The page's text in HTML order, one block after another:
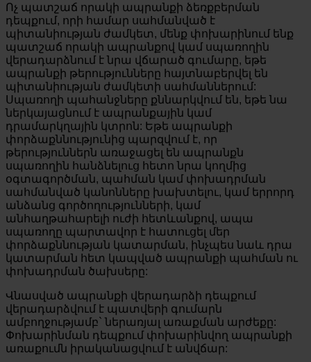
Ոչ պատշաճ որակի ապրանքի ձեռքբերման
դեպքում, որի համար սահմանված է
պիտանիության ժամկետ, մենք փոխարինում ենք
պատշաճ որակի ապրանքով կամ սպառողին
վերադարձնում է նրա վճարած գումարը, եթե
ապրանքի թերությունները հայտնաբերվել են
պիտանիության ժամկետի սահմաններում:
Սպառողի պահանջները քննարկվում են, եթե նա
ներկայացնում է ապրանքային կամ
դրամարկղային կտրոն: Եթե ապրանքի
փորձաքննությունից պարզվում է, որ
թերություններն առաջացել են ապրանքն
սպառողին հանձնելուց հետո նրա կողմից
օգտագործման, պահման կամ փոխադրման
սահմանված կանոնները խախտելու, կամ երրորդ
անձանց գործողությունների, կամ
անհաղթահարելի ուժի հետևանքով, ապա
սպառողը պարտավոր է հատուցել մեր
փորձաքննության կատարման, ինչպես նաև դրա
կատարման հետ կապված ապրանքի պահման ու
փոխադրման ծախսերը:
Վնասված ապրանքի վերադարձի դեպքում
վերադարձվում է պատվերի գումարն
ամբողջությամբ` ներառյալ առաքման արժեքը:
Փոխարինման դեպքում փոխարինվող ապրանքի
առաքումն իրականացվում է անվճար: